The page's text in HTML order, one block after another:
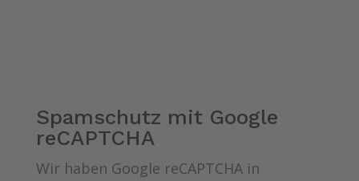
Spamschutz mit Google
reCAPTCHA
Wir haben Google reCAPTCHA in